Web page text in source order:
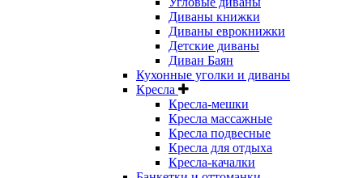
Диваны книжки
Диваны еврокнижки
Детские диваны
Диван Баян
Кухонные уголки и диваны
Кресла
Кресла-мешки
Кресла массажные
Кресла подвесные
Кресла для отдыха
Кресла-качалки